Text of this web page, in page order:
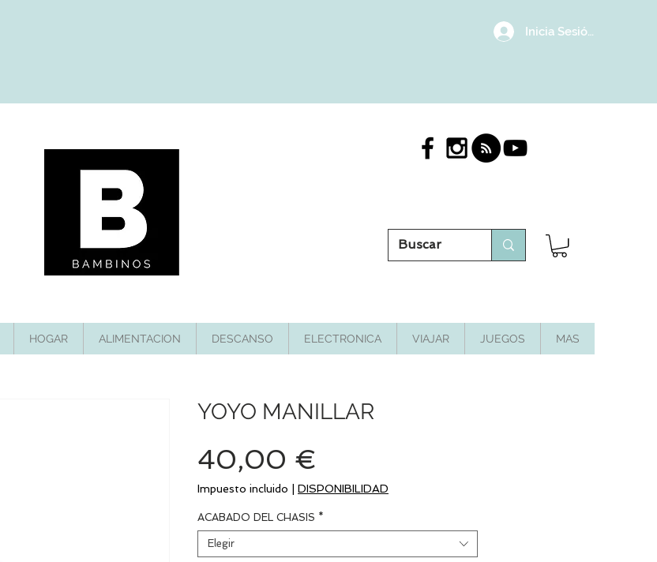
Inicia Sesión/
HOGAR ALIMENTACION DESCANSO ELECTRONICA VIAJAR JUEGOS MAS
YOYO MANILLAR
40,00 €
Impuesto incluido DISPONIBILIDAD
ACABADO DEL CHASIS *
Elegir